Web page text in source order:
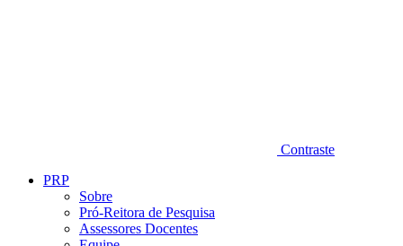
Contraste
PRP
Sobre
Pró-Reitora de Pesquisa
Assessores Docentes